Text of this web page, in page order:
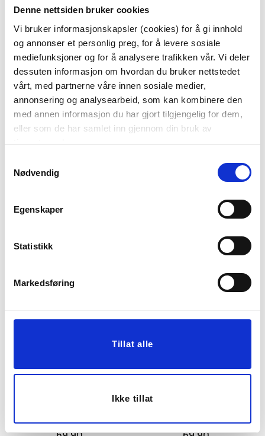
Denne nettsiden bruker cookies
Vi bruker informasjonskapsler (cookies) for å gi innhold
og annonser et personlig preg, for å levere sosiale
mediefunksjoner og for å analysere trafikken vår. Vi deler
dessuten informasjon om hvordan du bruker nettstedet
vårt, med partnerne våre innen sosiale medier,
annonsering og analysearbeid, som kan kombinere den
med annen informasjon du har gjort tilgjengelig for dem,
eller som de har samlet inn gjennom din bruk av
tjenestene deres.
Nødvendig
Egenskaper
Statistikk
Markedsføring
Tillat alle
Ikke tillat
49,90
KJØP
40X40CM GULL